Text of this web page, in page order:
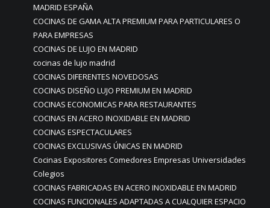
MADRID ESPAÑA
COCINAS DE GAMA ALTA PREMIUM PARA PARTICULARES O
PARA EMPRESAS
COCINAS DE LUJO EN MADRID
cocinas de lujo madrid
COCINAS DIFERENTES NOVEDOSAS
COCINAS DISEÑO LUJO PREMIUM EN MADRID
COCINAS ECONOMICAS PARA RESTAURANTES
COCINAS EN ACERO INOXIDABLE EN MADRID
COCINAS ESPECTACULARES
COCINAS EXCLUSIVAS ÚNICAS EN MADRID
Cocinas Expositores Comedores Empresas Universidades
Colegios
COCINAS FABRICADAS EN ACERO INOXIDABLE EN MADRID
COCINAS FUNCIONALES ADAPTADAS A CUALQUIER ESPACIO